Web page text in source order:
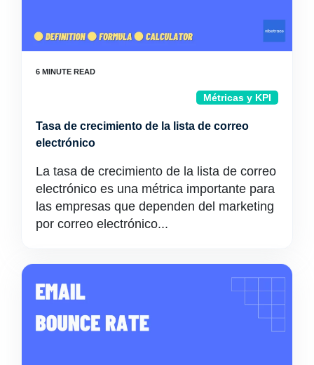
Métricas y KPI
Tasa de crecimiento de la lista de correo
electrónico
La tasa de crecimiento de la lista de correo
electrónico es una métrica importante para
las empresas que dependen del marketing
por correo electrónico...